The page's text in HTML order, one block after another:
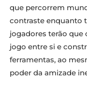
que percorrem
contraste enquanto
jogadores terão que
jogo entre si e
ferramentas, ao
poder da amizade